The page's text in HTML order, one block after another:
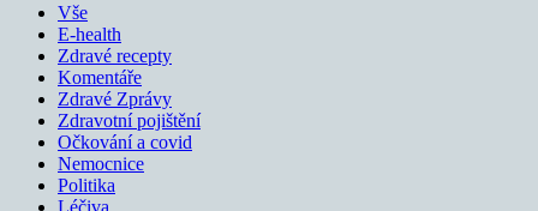
Vše
E-health
Zdravé recepty
Komentáře
Zdravé Zprávy
Zdravotní pojištění
Očkování a covid
Nemocnice
Politika
Léčiva